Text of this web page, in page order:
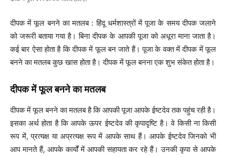
दीपक में फूल बनने का मतलब : हिंदू धर्मशास्त्रों में पूजा के समय दीपक जलाने
को जरूरी बताया गया है। बिना दीपक के आपकी पूजा को अधूरा माना जाता है।
कई बार ऐसा होता है कि दीपक में फूल बन जाते हैं। पूजा के वक्त में दीपक में फूल
बनने का मतलब कुछ खास होता है। दीपक में फूल बनना एक शुभ संकेत होता है।
दीपक में फूल बनने का मतलब
दीपक में फूल बनने का मतलब है कि आपकी पूजा आपके ईष्टदेव तक पहुंच रही है।
इसका अर्थ होता है कि आपके ऊपर ईष्टदेव की कृपादृष्टि है। वे किसी ना किसी
रूप में, प्रत्यक्ष या अप्रत्यक्ष रूप में आपके साथ हैं। आपके ईष्टदेव जिनको भी
आप मानते हैं, आपके कार्यों में आपकी सहायता कर रहे हैं। उनकी कृपा से आपके